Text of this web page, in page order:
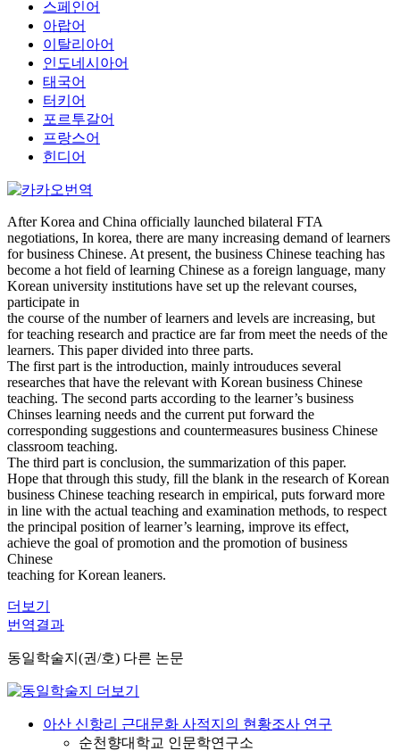
스페인어
아랍어
이탈리아어
인도네시아어
태국어
터키어
포르투갈어
프랑스어
힌디어
After Korea and China officially launched bilateral FTA
negotiations, In korea, there are many increasing demand of learners
for business Chinese. At present, the business Chinese teaching has
become a hot field of learning Chinese as a foreign language, many
Korean university institutions have set up the relevant courses,
participate in
the course of the number of learners and levels are increasing, but
for teaching research and practice are far from meet the needs of the
learners. This paper divided into three parts.
The first part is the introduction, mainly introuduces several
researches that have the relevant with Korean business Chinese
teaching. The second parts according to the learner’s business
Chinses learning needs and the current put forward the
corresponding suggestions and countermeasures business Chinese
classroom teaching.
The third part is conclusion, the summarization of this paper.
Hope that through this study, fill the blank in the research of Korean
business Chinese teaching research in empirical, puts forward more
in line with the actual teaching and examination methods, to respect
the principal position of learner’s learning, improve its effect,
achieve the goal of promotion and the promotion of business
Chinese
teaching for Korean leaners.
더보기
번역결과
동일학술지(권/호) 다른 논문
아산 신항리 근대문화 사적지의 현황조사 연구
순천향대학교 인문학연구소